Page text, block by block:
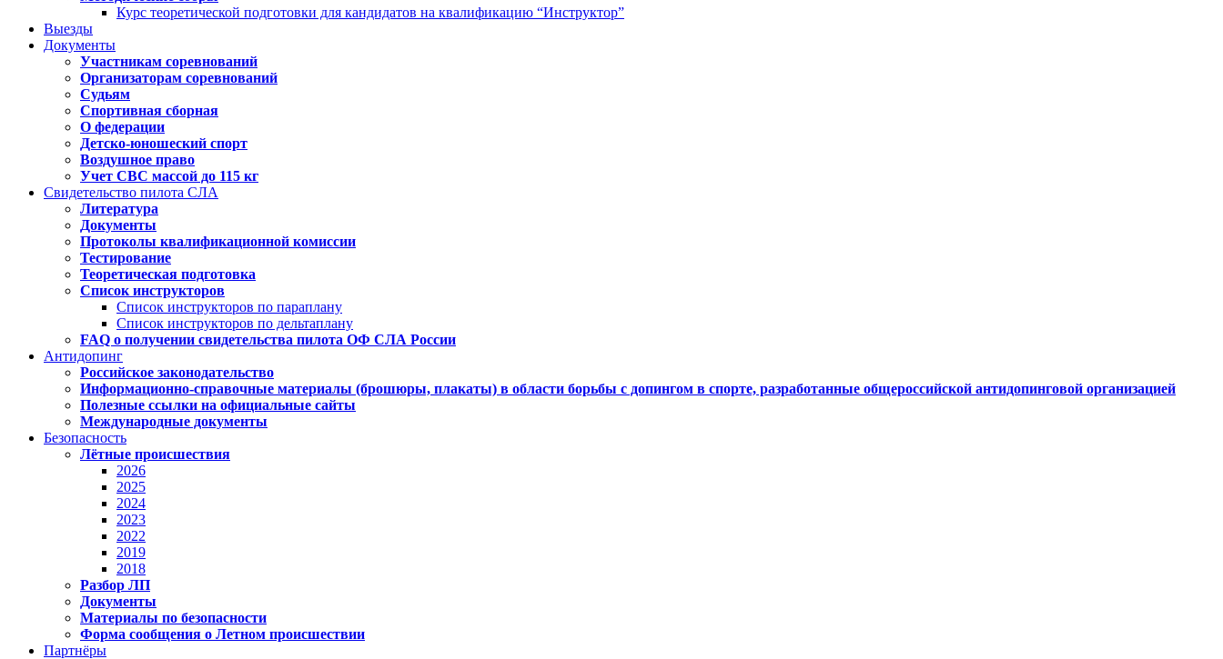
Курс теоретической подготовки для кандидатов на квалификацию “Инструктор”
Выезды
Документы
Участникам соревнований
Организаторам соревнований
Судьям
Спортивная сборная
О федерации
Детско-юношеский спорт
Воздушное право
Учет СВС массой до 115 кг
Свидетельство пилота СЛА
Литература
Документы
Протоколы квалификационной комиссии
Тестирование
Теоретическая подготовка
Список инструкторов
Список инструкторов по параплану
Список инструкторов по дельтаплану
FAQ о получении свидетельства пилота ОФ СЛА России
Антидопинг
Российское законодательство
Информационно-справочные материалы (брошюры, плакаты) в области борьбы с допингом в спорте, разработанные общероссийской антидопинговой организацией
Полезные ссылки на официальные сайты
Международные документы
Безопасность
Лётные происшествия
2026
2025
2024
2023
2022
2019
2018
Разбор ЛП
Документы
Материалы по безопасности
Форма сообщения о Летном происшествии
Партнёры